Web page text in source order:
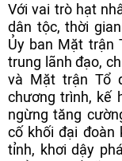
Với vai trò hạt
dân tộc, thời
Ủy ban Mặt trận
trung lãnh đạo,
và Mặt trận Tổ
chương trình, kế
ngừng tăng
cố khối đại đoàn
tỉnh, khơi dậy